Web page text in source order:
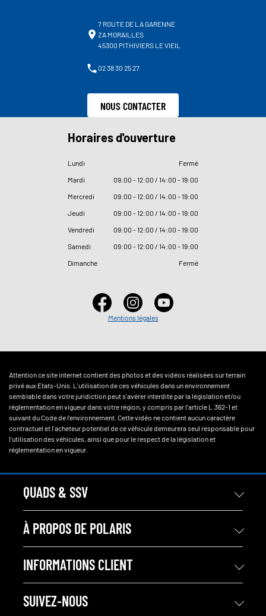
7 ROUTE DE LA GARENNE
ZA MORAILLES
45300 PITHIVIERS LE VIEIL
02 38 30 25 27
NOUS CONTACTER
Horaires d'ouverture
Lundi
Fermé
Mardi
09:00 - 12:00 / 14:00 - 19:00
Mercredi
09:00 - 12:00 / 14:00 - 19:00
Jeudi
09:00 - 12:00 / 14:00 - 19:00
Vendredi
09:00 - 12:00 / 14:00 - 19:00
Samedi
09:00 - 12:00 / 14:00 - 19:00
Dimanche
Fermé
Mentions légales
Attention ce site internet contient des photos et des vidéos réalisées sur terrain
privé aux Etats-Unis. L'utilisation de ces véhicules dans un environnement
semblable dans votre juridiction peut s'avérer interdite par la législation et/ou
réglementation en vigueur dans votre région, y compris par l'article L.362-1 et
suivant du Code de l'environnement. Cette vidéo ne contient aucun caractère
contractuel et l'acheteur potentiel de ce véhicule demeurera seul responsable pour
l'utilisation des véhicules, ainsi que pour le respect de la législation et
réglementation en vigueur.
QUADS & SSV
À PROPOS DE POLARIS
INFORMATIONS CLIENT
SUIVEZ-NOUS